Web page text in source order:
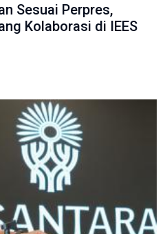
Sesuai Perpres,
Kolaborasi di IEES